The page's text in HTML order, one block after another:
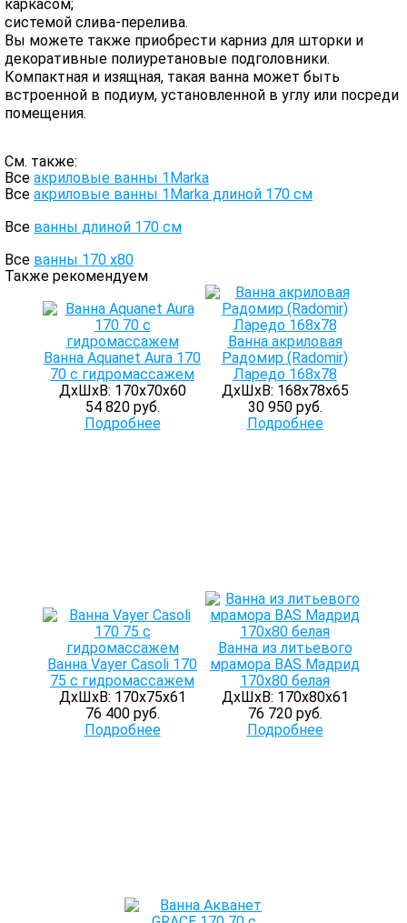
каркасом;
системой слива-перелива.
Вы можете также приобрести карниз для шторки и
декоративные полиуретановые подголовники.
Компактная и изящная, такая ванна может быть
встроенной в подиум, установленной в углу или посреди
помещения.
См. также:
Все акриловые ванны 1Marka
Все акриловые ванны 1Marka длиной 170 см
Все ванны длиной 170 см
Все ванны 170 х80
Также рекомендуем
Ванна Aquanet Aura 170
70 с гидромассажем
ДхШхВ: 170х70х60
54 820 руб.
Подробнее
Ванна акриловая
Радомир (Radomir)
Ларедо 168х78
ДхШхВ: 168х78х65
30 950 руб.
Подробнее
Ванна Vayer Casoli 170
75 с гидромассажем
ДхШхВ: 170х75х61
76 400 руб.
Подробнее
Ванна из литьевого
мрамора BAS Мадрид
170х80 белая
ДхШхВ: 170х80х61
76 720 руб.
Подробнее